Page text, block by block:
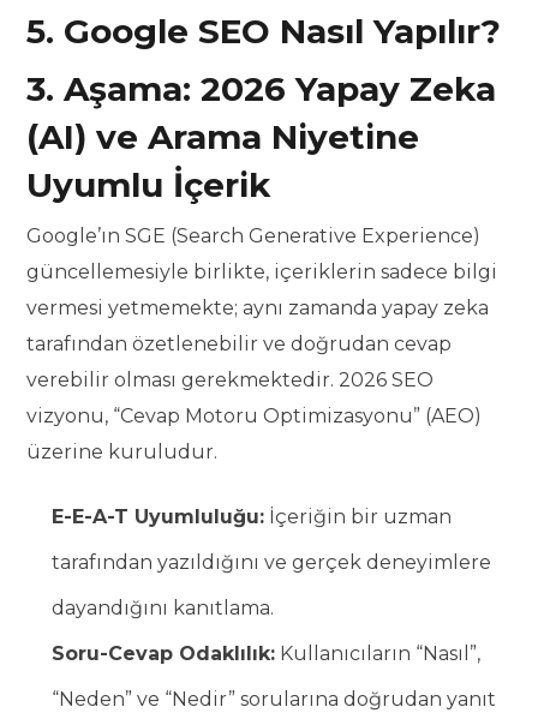
5. Google SEO Nasıl Yapılır?
3. Aşama: 2026 Yapay Zeka
(AI) ve Arama Niyetine
Uyumlu İçerik
Google’ın SGE (Search Generative Experience)
güncellemesiyle birlikte, içeriklerin sadece bilgi
vermesi yetmemekte; aynı zamanda yapay zeka
tarafından özetlenebilir ve doğrudan cevap
verebilir olması gerekmektedir. 2026 SEO
vizyonu, “Cevap Motoru Optimizasyonu” (AEO)
üzerine kuruludur.
E-E-A-T Uyumluluğu: İçeriğin bir uzman
tarafından yazıldığını ve gerçek deneyimlere
dayandığını kanıtlama.
Soru-Cevap Odaklılık: Kullanıcıların “Nasıl”,
“Neden” ve “Nedir” sorularına doğrudan yanıt